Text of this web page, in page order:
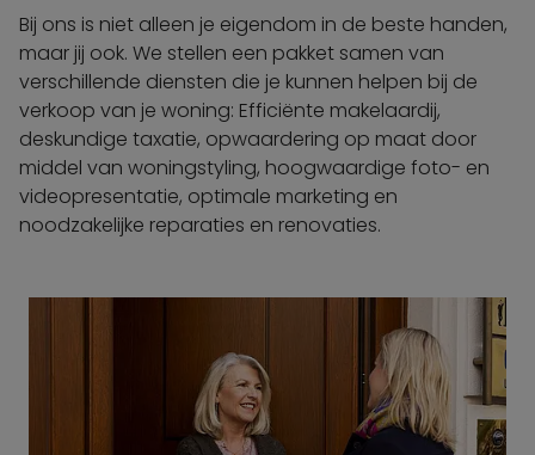
Bij ons is niet alleen je eigendom in de beste handen,
maar jij ook. We stellen een pakket samen van
verschillende diensten die je kunnen helpen bij de
verkoop van je woning: Efficiënte makelaardij,
deskundige taxatie, opwaardering op maat door
middel van woningstyling, hoogwaardige foto- en
videopresentatie, optimale marketing en
noodzakelijke reparaties en renovaties.